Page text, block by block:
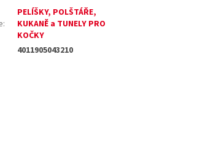
:
PELÍŠKY, POLŠTÁŘE,
KUKANĚ a TUNELY PRO
KOČKY
4011905043210